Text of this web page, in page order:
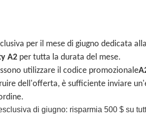
per il mese di giugno dedicata
A2per tutta la durata del mese.
utilizzare il codice promozionale
dell'offerta, è sufficiente inviare